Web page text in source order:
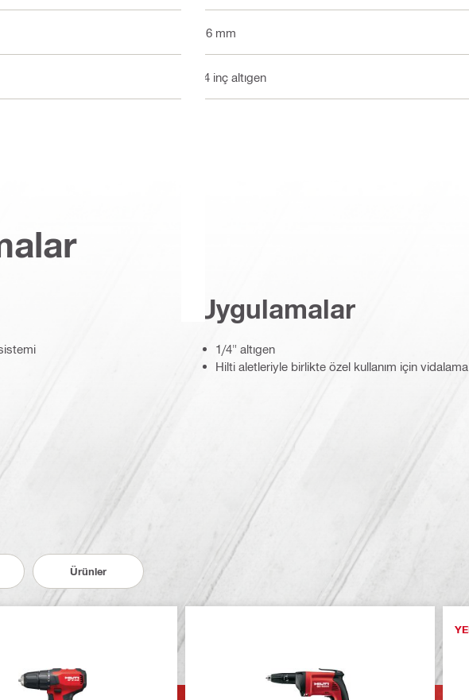
116 mm
1/4 inç altıgen
Uygulamalar
1/4" altıgen
Hilti aletleriyle birlikte özel kullanım için vidalama
Ürünler